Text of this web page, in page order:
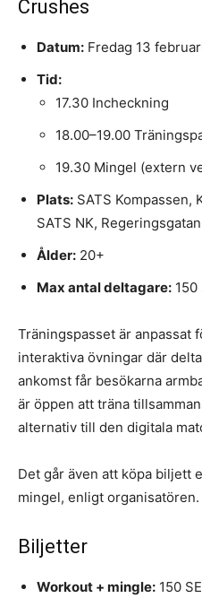
Crushes
Datum: Fredag 13
Tid:
17.30 Incheckning
18.00–19.00
19.30 Mingel (extern
Plats: SATS Kompassen,
SATS NK,
Ålder: 20+
Max antal deltagare:
Träningspasset är anpassat
interaktiva övningar där
ankomst får besökarna
är öppen att träna
alternativ till den digitala
Det går även att köpa biljett
mingel, enligt organisatören.
Biljetter
Workout + mingle: 150